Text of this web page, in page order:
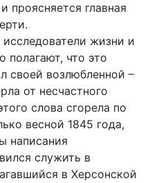
проясняется главная
жизни и
полагают, что это
своей возлюбленной –
от несчастного
слова сгорела по
весной 1845 года,
написания
служить в
в Херсонской